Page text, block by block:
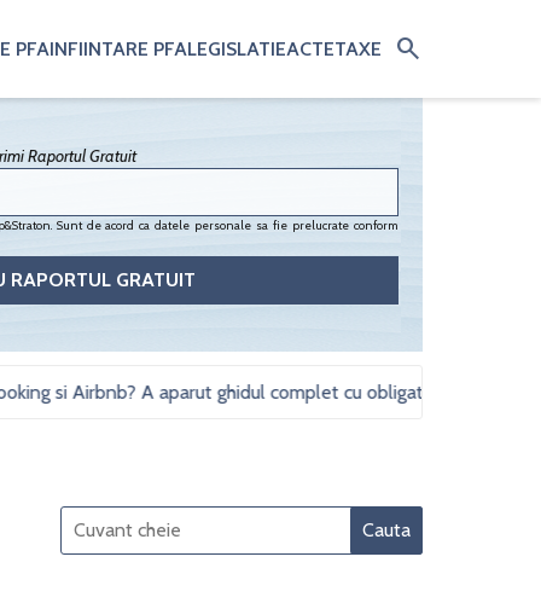
PFAINFIINTARE PFALEGISLATIEACTETAXE search
Raportul Gratuit
Sunt de acord ca datele personale sa fie prelucrate conform
Airbnb? A aparut ghidul complet cu obligatii fiscale si studii de